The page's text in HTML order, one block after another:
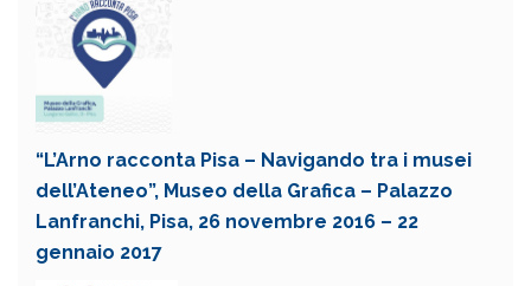
“L’Arno racconta Pisa – Navigando tra i musei
dell’Ateneo”, Museo della Grafica – Palazzo
Lanfranchi, Pisa, 26 novembre 2016 – 22
gennaio 2017